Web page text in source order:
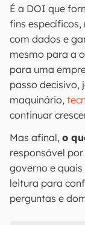
É a DOI que
fins
com dados e
mesmo para a
para uma
passo decisivo,
maquinário,
continuar
Mas afinal, o
responsável
governo e
leitura para
perguntas e